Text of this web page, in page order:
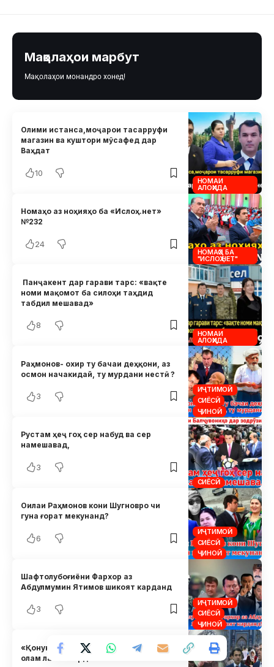
Мақолаҳои марбут
Мақолаҳои монандро хонед!
НОМАИ
АЛОҲИДА
Олими истанса,моҷарои тасарруфи
магазин ва куштори мӯсафед дар
Ваҳдат
10
НОМАҲО БА
"ИСЛОҲ.НЕТ"
Номаҳо аз ноҳияҳо ба «Ислоҳ.нет»
№232
24
НОМАИ
АЛОҲИДА
Панҷакент дар гарави тарс: «вақте
номи мақомот ба силоҳи таҳдид
табдил мешавад»
8
ИҶТИМОӢ
СИЁСӢ
ҶИНОӢ
Раҳмонов- охир ту бачаи деҳқони, аз
осмон начакидай, ту мурдани нестӣ ?
3
СИЁСӢ
Рустам ҳеҷ гоҳ сер набуд ва сер
намешавад,
3
ИҶТИМОӢ
СИЁСӢ
ҶИНОӢ
Оилаи Раҳмонов кони Шугновро чи
гуна ғорат мекунанд?
6
ИҶТИМОӢ
СИЁСӢ
ҶИНОӢ
Шафтолубоғиёни Фархор аз
Абдулмумин Ятимов шикоят карданд
3
«Қонуни латта»-и Говпешво ӯро дар
олам латта кард